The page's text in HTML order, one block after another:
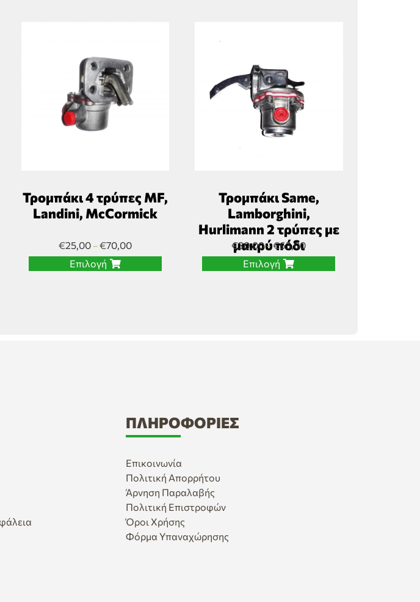
Τρομπάκι 4 τρύπες MF,
Landini, McCormick
€25,00–€70,00
Επιλογή
Τρομπάκι Same,
Lamborghini,
Hurlimann 2 τρύπες με
μακρύ πόδι
€30,00–€63,00
Επιλογή
ΠΛΗΡΟΦΟΡΊΕΣ
Επικοινωνία
Πολιτική Απορρήτου
Άρνηση Παραλαβής
Πολιτική Επιστροφών
Όροι Χρήσης
Φόρμα Υπαναχώρησης